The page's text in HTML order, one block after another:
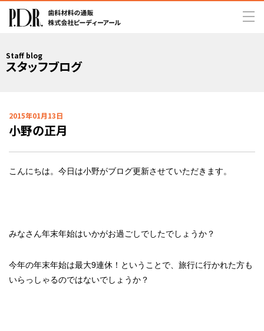
Staff blog
スタッフブログ
2015年01月13日
小野の正月
こんにちは。今日は小野がブログ更新させていただきます。
みなさん年末年始はいかがお過ごしでしたでしょうか？
今年の年末年始は最大9連休！ということで、旅行に行かれた方も
いらっしゃるのではないでしょうか？